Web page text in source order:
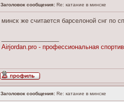
Заголовок сообщения: Re: катание в минске
минск же считается барселоной снг по
Airjordan.pro - профессиональная
Заголовок сообщения: Re: катание в минске